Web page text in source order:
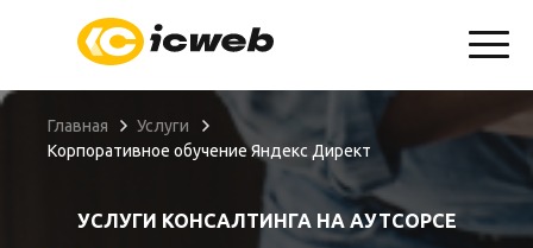
+7(904)607-01-69
Запросить КП
Главная
Услуги
Корпоративное обучение Яндекс Директ
УСЛУГИ КОНСАЛТИНГА НА АУТСОРСЕ